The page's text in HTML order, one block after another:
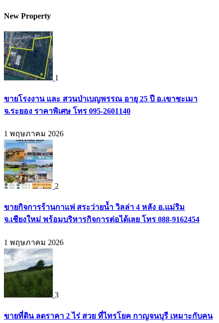
New Property
1
ขายโรงงาน และ สวนป่าเบญพรรณ อายุ 25 ปี อ.เขาชะเมา
จ.ระยอง ราคาพิเศษ โทร 095-2601140
1 พฤษภาคม 2026
2
ขายกิจการร้านกาแฟ สระว่ายน้ำ วิลล่า 4 หลัง อ.แม่ริม
จ.เชียงใหม่ พร้อมบริหารกิจการต่อได้เลย โทร 088-9162454
1 พฤษภาคม 2026
3
ขายที่ดิน ลดราคา 2 ไร่ สวย ที่ไทรโยค กาญจนบุรี เหมาะกับคน